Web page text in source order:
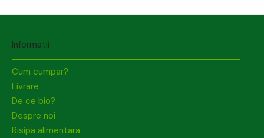
Informatii
Cum cumpar?
Livrare
De ce bio?
Despre noi
Risipa alimentara